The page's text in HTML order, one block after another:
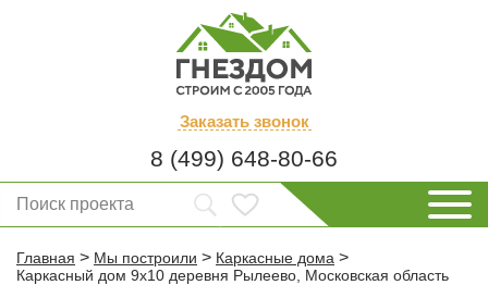
Заказать звонок
8 (499) 648-80-66
Главная > Мы построили > Каркасные дома >
Каркасный дом 9х10 деревня Рылеево, Московская область